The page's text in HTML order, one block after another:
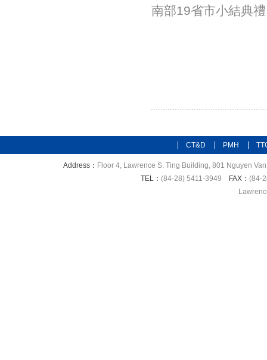
南部19省市小結典
CT&D PMH
Address： Floor 4, Lawrence S. Ting Building, 801 Nguyen
TEL： (84-28) 5411-3949 FAX： (84-